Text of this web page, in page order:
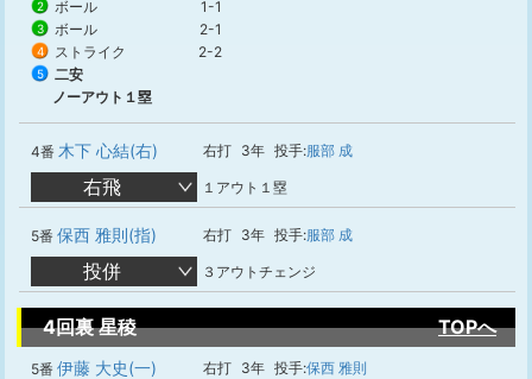
2 ボール 1-1
3 ボール 2-1
4 ストライク 2-2
5
二安
ノーアウト１塁
4番 木下 心結(右) 右打 3年 投手:服部 成
右飛 １アウト１塁
5番 保西 雅則(指) 右打 3年 投手:服部 成
投併 ３アウトチェンジ
4回裏 星稜 TOPへ
5番 伊藤 大史(一) 右打 3年 投手:保西 雅則